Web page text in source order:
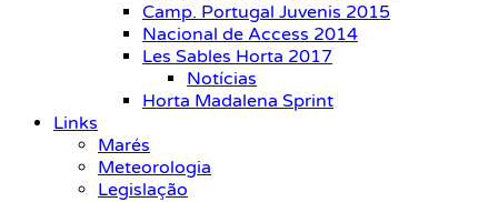
Camp. Portugal Juvenis 2015
Nacional de Access 2014
Les Sables Horta 2017
Notícias
Horta Madalena Sprint
Links
Marés
Meteorologia
Legislação